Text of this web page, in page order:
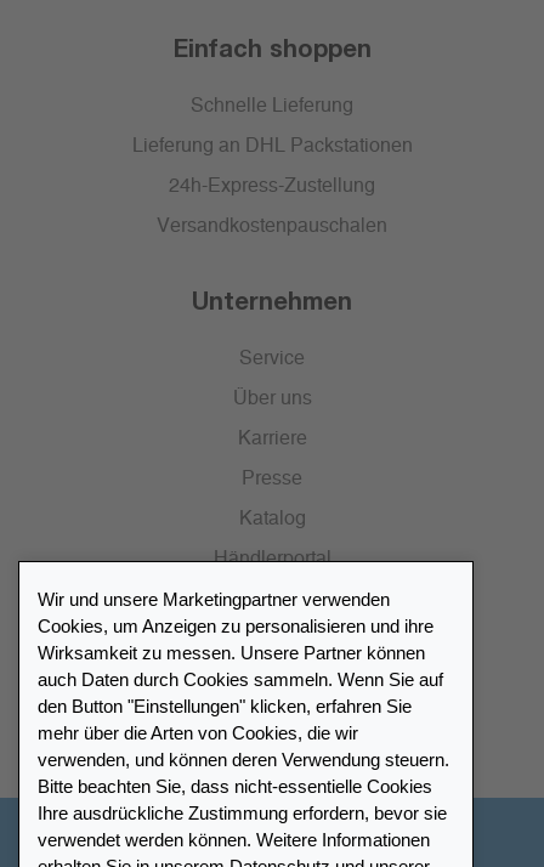
Einfach shoppen
Schnelle Lieferung
Lieferung an DHL Packstationen
24h-Express-Zustellung
Versandkostenpauschalen
Unternehmen
Service
Über uns
Karriere
Presse
Katalog
Händlerportal
Händlerverzeichnis
Meinen Leuchtturm Händler finden
Wir und unsere Marketingpartner verwenden
Cookies, um Anzeigen zu personalisieren und ihre
Wirksamkeit zu messen. Unsere Partner können
auch Daten durch Cookies sammeln. Wenn Sie auf
den Button "Einstellungen" klicken, erfahren Sie
mehr über die Arten von Cookies, die wir
verwenden, und können deren Verwendung steuern.
Bitte beachten Sie, dass nicht-essentielle Cookies
Ihre ausdrückliche Zustimmung erfordern, bevor sie
verwendet werden können. Weitere Informationen
Deutschland